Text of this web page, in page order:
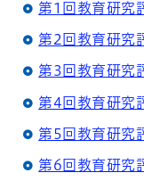
第1回教育研究
第2回教育研究
第3回教育研究
第4回教育研究
第5回教育研究
第6回教育研究